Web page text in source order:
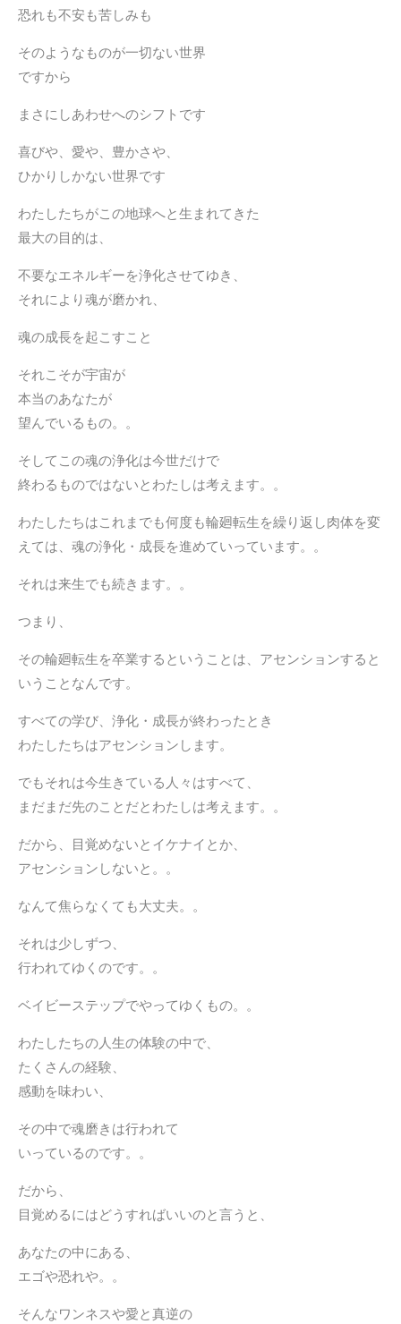
恐れも不安も苦しみも
そのようなものが一切ない世界
ですから
まさにしあわせへのシフトです
喜びや、愛や、豊かさや、
ひかりしかない世界です
わたしたちがこの地球へと生まれてきた
最大の目的は、
不要なエネルギーを浄化させてゆき、
それにより魂が磨かれ、
魂の成長を起こすこと
それこそが宇宙が
本当のあなたが
望んでいるもの。。
そしてこの魂の浄化は今世だけで
終わるものではないとわたしは考えます。。
わたしたちはこれまでも何度も輪廻転生を繰り返し肉体を変
えては、魂の浄化・成長を進めていっています。。
それは来生でも続きます。。
つまり、
その輪廻転生を卒業するということは、アセンションすると
いうことなんです。
すべての学び、浄化・成長が終わったとき
わたしたちはアセンションします。
でもそれは今生きている人々はすべて、
まだまだ先のことだとわたしは考えます。。
だから、目覚めないとイケナイとか、
アセンションしないと。。
なんて焦らなくても大丈夫。。
それは少しずつ、
行われてゆくのです。。
ベイビーステップでやってゆくもの。。
わたしたちの人生の体験の中で、
たくさんの経験、
感動を味わい、
その中で魂磨きは行われて
いっているのです。。
だから、
目覚めるにはどうすればいいのと言うと、
あなたの中にある、
エゴや恐れや。。
そんなワンネスや愛と真逆の